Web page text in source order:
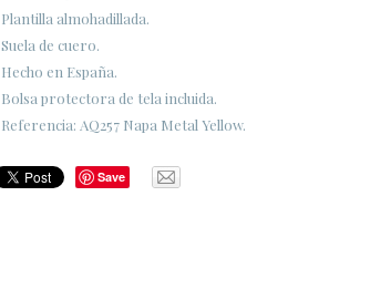
Plantilla almohadillada.
Suela de cuero.
Hecho en España.
Bolsa protectora de tela incluida.
Referencia: AQ257 Napa Metal Yellow.
Save